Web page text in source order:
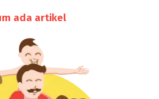
ada artikel